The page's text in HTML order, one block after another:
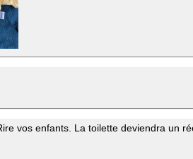
vos enfants. La toilette deviendra un